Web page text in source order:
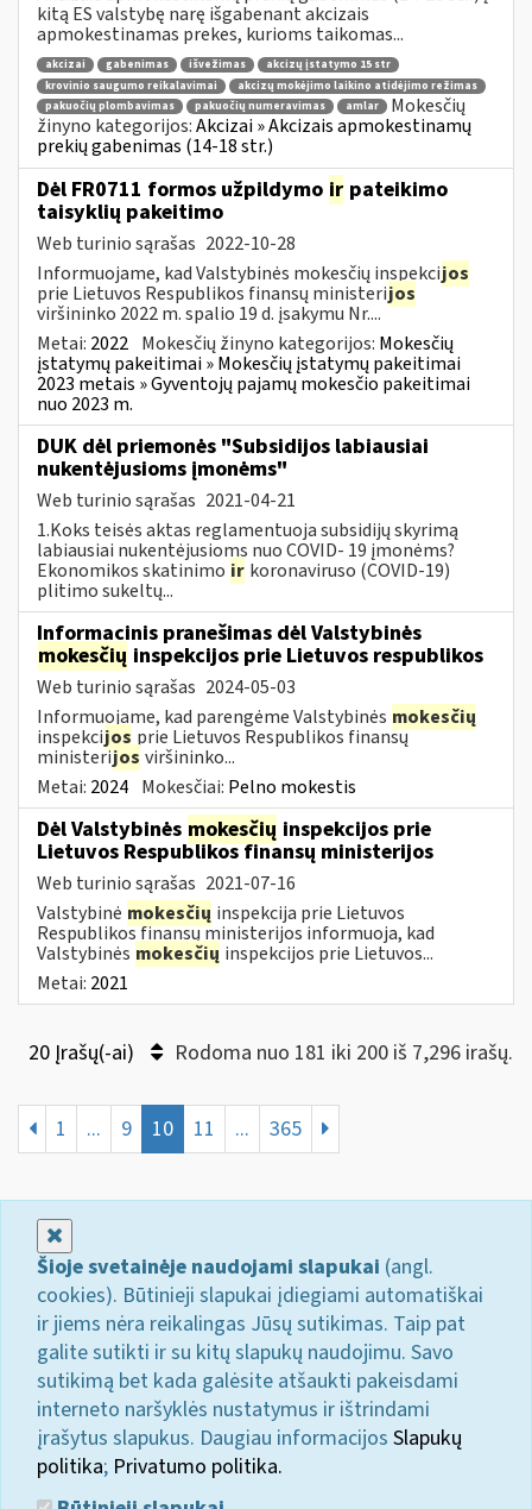
kitą ES valstybę narę išgabenant akcizais
apmokestinamas prekes, kurioms taikomas...
akcizai gabenimas išvežimas
akcizų įstatymo 15 str
krovinio saugumo reikalavimai
akcizų mokėjimo laikino atidėjimo režimas
pakuočių plombavimas
pakuočių numeravimas amlar
Mokesčių
žinyno kategorijos:Akcizai » Akcizais apmokestinamų
prekių gabenimas (14-18 str.)
Dėl FR0711 formos užpildymo ir pateikimo
taisyklių pakeitimo
Web turinio sąrašas 2022-10-28
Informuojame, kad Valstybinės mokesčių inspekcijos
prie Lietuvos Respublikos finansų ministerijos
viršininko 2022 m. spalio 19 d. įsakymu Nr....
Metai: 2022 Mokesčių žinyno kategorijos: Mokesčių
įstatymų pakeitimai » Mokesčių įstatymų pakeitimai
2023 metais » Gyventojų pajamų mokesčio pakeitimai
nuo 2023 m.
DUK dėl priemonės "Subsidijos labiausiai
nukentėjusioms įmonėms"
Web turinio sąrašas 2021-04-21
1.Koks teisės aktas reglamentuoja subsidijų skyrimą
labiausiai nukentėjusioms nuo COVID- 19 įmonėms?
Ekonomikos skatinimo ir koronaviruso (COVID-19)
plitimo sukeltų...
Informacinis pranešimas dėl Valstybinės
mokesčių inspekcijos prie Lietuvos respublikos
Web turinio sąrašas 2024-05-03
Informuojame, kad parengėme Valstybinės mokesčių
inspekcijos prie Lietuvos Respublikos finansų
ministerijos viršininko...
Metai: 2024 Mokesčiai: Pelno mokestis
Dėl Valstybinės mokesčių inspekcijos prie
Lietuvos Respublikos finansų ministerijos
Web turinio sąrašas 2021-07-16
Valstybinė mokesčių inspekcija prie Lietuvos
Respublikos finansų ministerijos informuoja, kad
Valstybinės mokesčių inspekcijos prie Lietuvos...
Metai: 2021
20 Įrašų(-ai) Rodoma nuo 181 iki 200 iš 7,296 irašų.
1 ... 9 10 11 ... 365
Šioje svetainėje naudojami slapukai (angl.
cookies). Būtinieji slapukai įdiegiami automatiškai
ir jiems nėra reikalingas Jūsų sutikimas. Taip pat
galite sutikti ir su kitų slapukų naudojimu. Savo
sutikimą bet kada galėsite atšaukti pakeisdami
interneto naršyklės nustatymus ir ištrindami
įrašytus slapukus. Daugiau informacijos Slapukų
politika; Privatumo politika.